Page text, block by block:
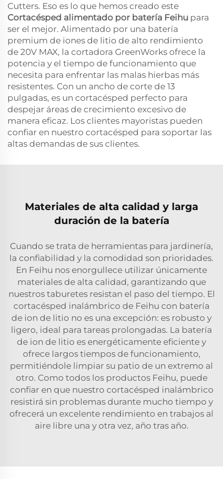
Cutters. Eso es lo que hemos creado este
Cortacésped alimentado por batería Feihu para
ser el mejor. Alimentado por una batería
premium de iones de litio de alto rendimiento
de 20V MAX, la cortadora GreenWorks ofrece la
potencia y el tiempo de funcionamiento que
necesita para enfrentar las malas hierbas más
resistentes. Con un ancho de corte de 13
pulgadas, es un cortacésped perfecto para
despejar áreas de crecimiento excesivo de
manera eficaz. Los clientes mayoristas pueden
confiar en nuestro cortacésped para soportar las
altas demandas de sus clientes.
Materiales de alta calidad y larga
duración de la batería
Cuando se trata de herramientas para jardinería,
la confiabilidad y la comodidad son prioridades.
En Feihu nos enorgullece utilizar únicamente
materiales de alta calidad, garantizando que
nuestros taburetes resistan el paso del tiempo. El
cortacésped inalámbrico de Feihu con batería
de ion de litio no es una excepción: es robusto y
ligero, ideal para tareas prolongadas. La batería
de ion de litio es energéticamente eficiente y
ofrece largos tiempos de funcionamiento,
permitiéndole limpiar su patio de un extremo al
otro. Como todos los productos Feihu, puede
confiar en que nuestro cortacésped inalámbrico
resistirá sin problemas durante mucho tiempo y
ofrecerá un excelente rendimiento en trabajos al
aire libre una y otra vez, año tras año.